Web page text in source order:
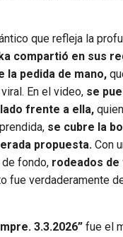
que refleja la
compartió en sus
la pedida de mano,
En el video, se
frente a ella,
se cubre la
propuesta. Con
fondo, rodeados
fue verdaderamente
3.3.2026” fue el